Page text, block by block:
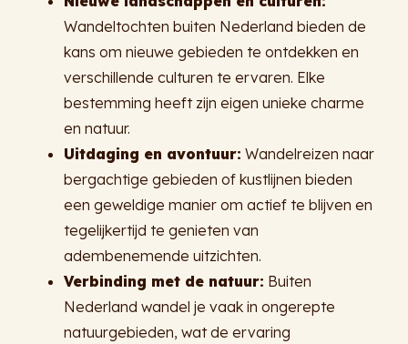
Wandeltochten buiten Nederland bieden de
kans om nieuwe gebieden te ontdekken en
verschillende culturen te ervaren. Elke
bestemming heeft zijn eigen unieke charme
en natuur.
Uitdaging en avontuur: Wandelreizen naar
bergachtige gebieden of kustlijnen bieden
een geweldige manier om actief te blijven en
tegelijkertijd te genieten van
adembenemende uitzichten.
Verbinding met de natuur: Buiten
Nederland wandel je vaak in ongerepte
natuurgebieden, wat de ervaring